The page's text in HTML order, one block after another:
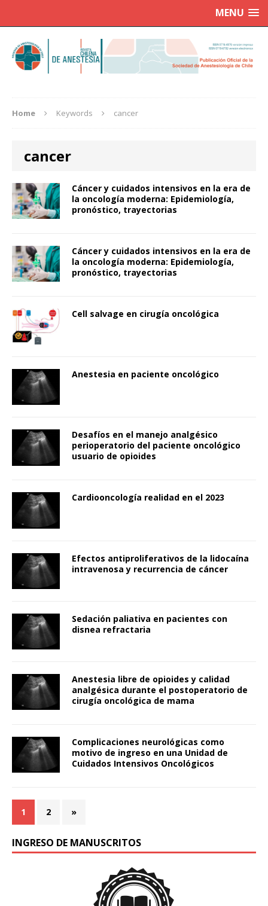
MENU
Home Keywords cancer
cancer
Cáncer y cuidados intensivos en la era de
la oncología moderna: Epidemiología,
pronóstico, trayectorias
Cáncer y cuidados intensivos en la era de
la oncología moderna: Epidemiología,
pronóstico, trayectorias
Cell salvage en cirugía oncológica
Anestesia en paciente oncológico
Desafíos en el manejo analgésico
perioperatorio del paciente oncológico
usuario de opioides
Cardiooncología realidad en el 2023
Efectos antiproliferativos de la lidocaína
intravenosa y recurrencia de cáncer
Sedación paliativa en pacientes con
disnea refractaria
Anestesia libre de opioides y calidad
analgésica durante el postoperatorio de
cirugía oncológica de mama
Complicaciones neurológicas como
motivo de ingreso en una Unidad de
Cuidados Intensivos Oncológicos
1 2 »
INGRESO DE MANUSCRITOS